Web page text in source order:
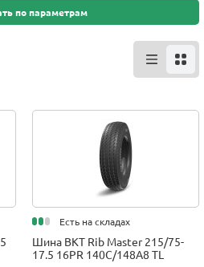
по параметрам
Есть на складах
Шина BKT Rib Master 215/75-
17.5 16PR 140C/148A8 TL